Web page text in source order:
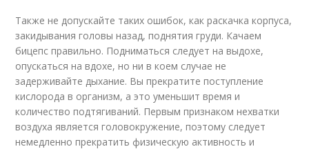
Также не допускайте таких ошибок, как раскачка корпуса,
закидывания головы назад, поднятия груди. Качаем
бицепс правильно. Подниматься следует на выдохе,
опускаться на вдохе, но ни в коем случае не
задерживайте дыхание. Вы прекратите поступление
кислорода в организм, а это уменьшит время и
количество подтягиваний. Первым признаком нехватки
воздуха является головокружение, поэтому следует
немедленно прекратить физическую активность и